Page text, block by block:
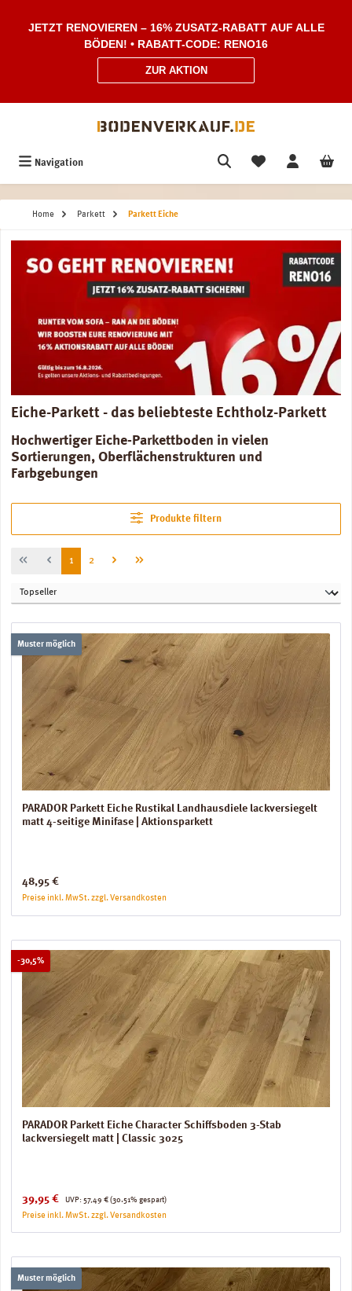
JETZT RENOVIEREN – 16% ZUSATZ-RABATT AUF ALLE
BÖDEN! • RABATT-CODE: RENO16
ZUR AKTION
Navigation
Home Parkett Parkett Eiche
Eiche-Parkett - das beliebteste Echtholz-Parkett
Hochwertiger Eiche-Parkettboden in vielen
Sortierungen, Oberflächenstrukturen und
Farbgebungen
Produkte filtern
Seite
1 Seite
2
Muster möglich
PARADOR Parkett Eiche Rustikal Landhausdiele lackversiegelt
matt 4-seitige Minifase | Aktionsparkett
Regulärer Preis:
48,95 €
Preise inkl. MwSt. zzgl. Versandkosten
-30,5%Rabatt
PARADOR Parkett Eiche Character Schiffsboden 3-Stab
lackversiegelt matt | Classic 3025
Verkaufspreis:
39,95 € UVP:
Regulärer Preis:
57,49 € (30.51% gespart)
Preise inkl. MwSt. zzgl. Versandkosten
Muster möglich